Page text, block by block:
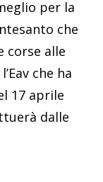
per la
che
corse alle
che ha
17 aprile
dalle